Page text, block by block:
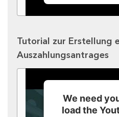
Tutorial zur Erstellung
Auszahlungsantrages
We need
load the